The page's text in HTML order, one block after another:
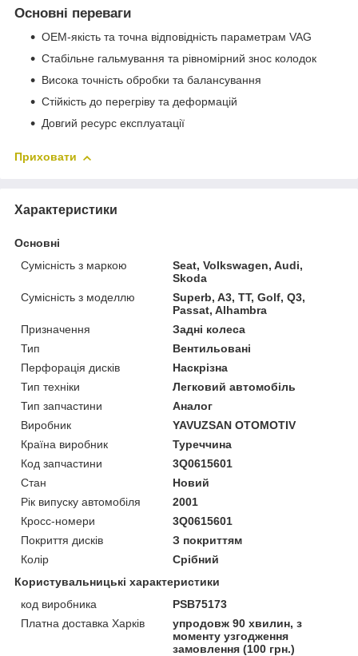
Основні переваги
OEM-якість та точна відповідність параметрам VAG
Стабільне гальмування та рівномірний знос колодок
Висока точність обробки та балансування
Стійкість до перегріву та деформацій
Довгий ресурс експлуатації
Приховати
Характеристики
Основні
Сумісність з маркою
Seat, Volkswagen, Audi,
Skoda
Сумісність з моделлю
Superb, A3, TT, Golf, Q3,
Passat, Alhambra
Призначення
Задні колеса
Тип
Вентильовані
Перфорація дисків
Наскрізна
Тип техніки
Легковий автомобіль
Тип запчастини
Аналог
Виробник
YAVUZSAN OTOMOTIV
Країна виробник
Туреччина
Код запчастини
3Q0615601
Стан
Новий
Рік випуску автомобіля
2001
Кросс-номери
3Q0615601
Покриття дисків
З покриттям
Колір
Срібний
Користувальницькі характеристики
код виробника
PSB75173
Платна доставка Харків
упродовж 90 хвилин, з
моменту узгодження
замовлення (100 грн.)